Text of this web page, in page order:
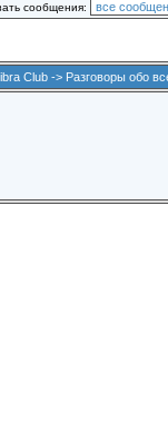
сообщения:
Club-> Разговоры обо